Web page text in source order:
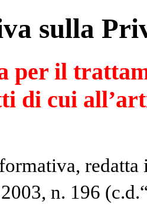
sulla
per il
di cui
n. 196